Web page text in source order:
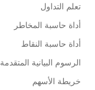
تعلم التداول
أداة حاسبة المخاطر
أداة حاسبة النقاط
الرسوم البيانية المتقدمة
خريطة الأسهم